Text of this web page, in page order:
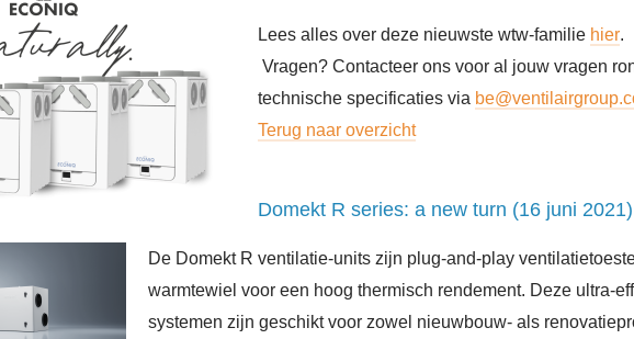
Lees alles over deze nieuwste wtw-familie hier.
Vragen? Contacteer ons voor al jouw vragen
technische specificaties via
Terug naar overzicht
Domekt R series: a new turn (16 juni 2021)
De Domekt R ventilatie-units zijn plug-and-play
warmtewiel voor een hoog thermisch rendement. Deze ultra-
systemen zijn geschikt voor zowel nieuwbouw- als